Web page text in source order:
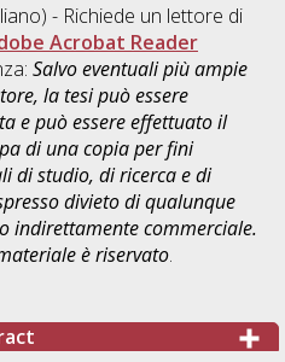
- Richiede un lettore di
Acrobat Reader
Salvo eventuali più ampie
la tesi può essere
e può essere effettuato il
di una copia per fini
di studio, di ricerca e di
divieto di qualunque
indirettamente commerciale.
è riservato.